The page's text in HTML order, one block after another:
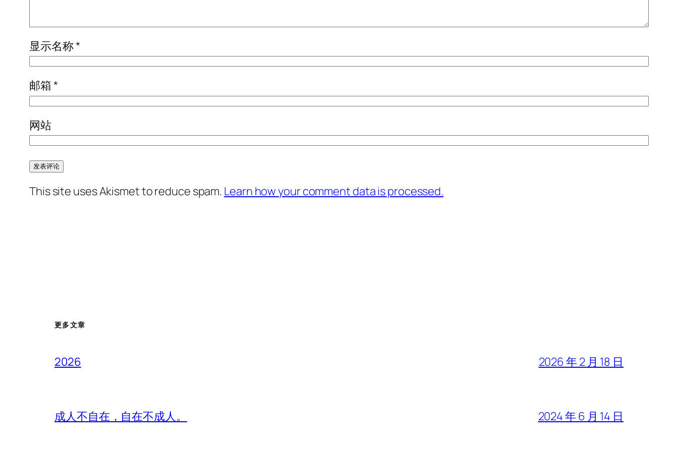
显示名称*
邮箱*
网站
This site uses Akismet to reduce spam. Learn how your comment data is processed.
更多文章
2026 2026 年 2 月 18 日
成人不自在，自在不成人。 2024 年 6 月 14 日